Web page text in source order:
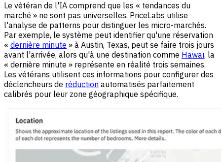
Le vétéran de l'IA comprend que les « tendances du
marché » ne sont pas universelles. PriceLabs utilise
l'analyse de patterns pour distinguer les micro-marchés.
Par exemple, le système peut identifier qu'une réservation
« dernière minute » à Austin, Texas, peut se faire trois jours
avant l'arrivée, alors qu'à une destination comme Hawaï, la
« dernière minute » représente en réalité trois semaines.
Les vétérans utilisent ces informations pour configurer des
déclencheurs de réduction automatisés parfaitement
calibrés pour leur zone géographique spécifique.